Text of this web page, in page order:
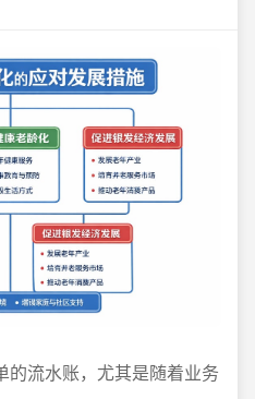
的流水账，尤其是随着业务